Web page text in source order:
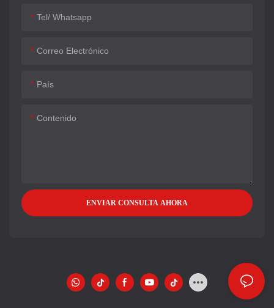
Tel/ Whatsapp
Correo Electrónico
País
Contenido
ENVIAR CONSULTA AHORA